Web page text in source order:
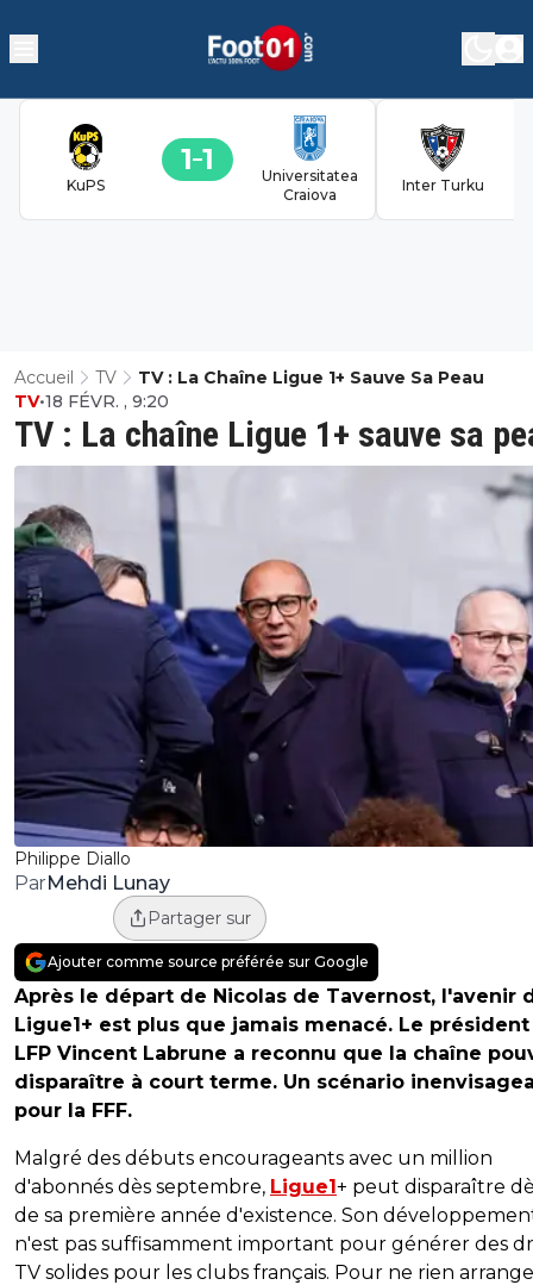
KuPS
1 1
Universitatea
Craiova
Inter Turku
Accueil TV TV : La Chaîne Ligue 1+ Sauve Sa Peau
Philippe Diallo
TV : La chaîne Ligue 1+ sauve sa
TV•18 FÉVR. , 9:20
ParMehdi Lunay
Partager sur
Ajouter comme source préférée sur Google
Après le départ de Nicolas de Tavernost, l'avenir
Ligue1+ est plus que jamais menacé. Le
LFP Vincent Labrune a reconnu que la chaîne
disparaître à court terme. Un scénario
pour la FFF.
Malgré des débuts encourageants avec un million
d'abonnés dès septembre, Ligue1+ peut disparaître
de sa première année d'existence. Son
n'est pas suffisamment important pour générer des
TV solides pour les clubs français. Pour ne rien